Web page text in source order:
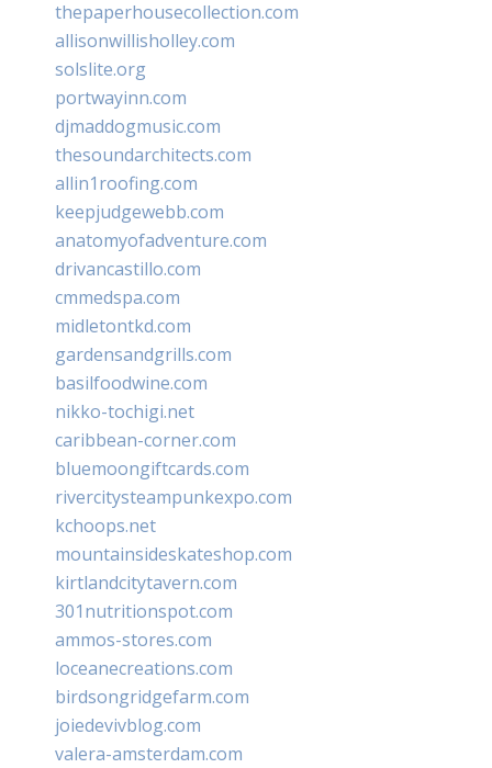
thepaperhousecollection.com
allisonwillisholley.com
solslite.org
portwayinn.com
djmaddogmusic.com
thesoundarchitects.com
allin1roofing.com
keepjudgewebb.com
anatomyofadventure.com
drivancastillo.com
cmmedspa.com
midletontkd.com
gardensandgrills.com
basilfoodwine.com
nikko-tochigi.net
caribbean-corner.com
bluemoongiftcards.com
rivercitysteampunkexpo.com
kchoops.net
mountainsideskateshop.com
kirtlandcitytavern.com
301nutritionspot.com
ammos-stores.com
loceanecreations.com
birdsongridgefarm.com
joiedevivblog.com
valera-amsterdam.com